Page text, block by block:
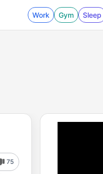
Work Gym Sleep
75